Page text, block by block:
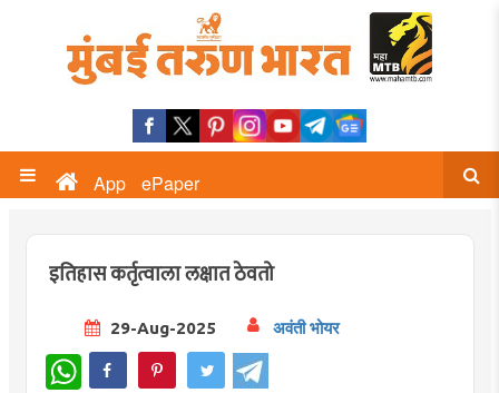
App ePaper
इतिहास कर्तृत्वाला लक्षात ठेवतो
29-Aug-2025 अवंती भोयर
WhatsApp